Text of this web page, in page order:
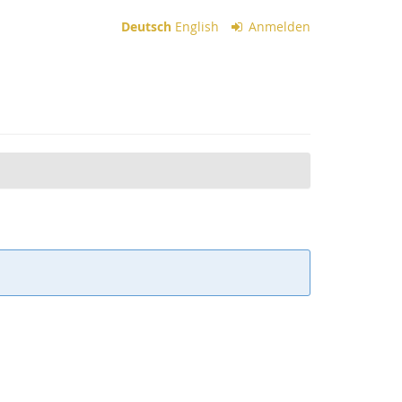
Deutsch English Anmelden